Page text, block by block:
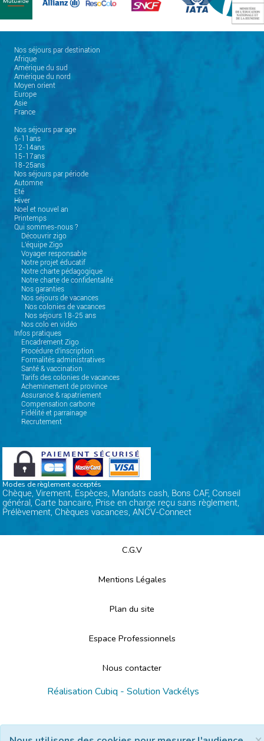
Nos séjours par destination
Afrique
Amérique du sud
Amérique du nord
Moyen orient
Europe
Asie
France
Nos séjours par age
6-11ans
12-14ans
15-17ans
18-25ans
Nos séjours par période
Automne
Eté
Hiver
Noel et nouvel an
Printemps
Qui sommes-nous ?
Découvrir zigo
L'équipe Zigo
Voyager responsable
Notre projet éducatif
Notre charte pédagogique
Notre charte de confidentalité
Nos garanties
Nos séjours de vacances
Nos colonies de vacances
Nos séjours 18-25 ans
Nos colo en vidéo
Infos pratiques
Encadrement Zigo
Procédure d'inscription
Formalités administratives
Santé & vaccination
Tarifs des colonies de vacances
Acheminement de province
Assurance & rapatriement
Compensation carbone
Fidélité et parrainage
Recrutement
Modes de règlement acceptés
Chèque, Virement, Espèces, Mandats cash, Bons CAF, Conseil
général, Carte bancaire, Prise en charge reçu sans règlement,
Prélèvement, Chèques vacances, ANCV-Connect
C.G.V
Mentions Légales
Plan du site
Espace Professionnels
Nous contacter
Réalisation Cubiq - Solution Vackélys